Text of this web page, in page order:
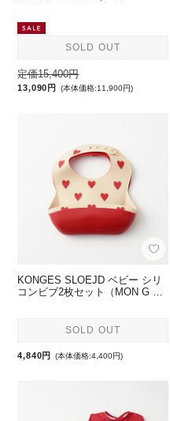
SOLD OUT
定価15,400円
13,090円 (本体価格:11,900円)
KONGES SLOEJD ベビー シリ
コンビブ2枚セット（MON G …
SOLD OUT
4,840円 (本体価格:4,400円)